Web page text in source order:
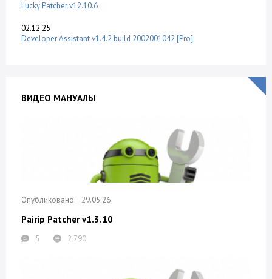
Lucky Patcher v12.10.6
02.12.25
Developer Assistant v1.4.2 build 2002001042 [Pro]
ВИДЕО МАНУАЛЫ
29.05.26
Pairip Patcher v1.3.10
5 2 790